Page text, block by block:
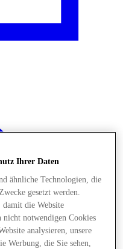
Ihrer Daten
ähnliche Technologien, die
gesetzt werden.
die Website
notwendigen Cookies
analysieren, unsere
Werbung, die Sie sehen,